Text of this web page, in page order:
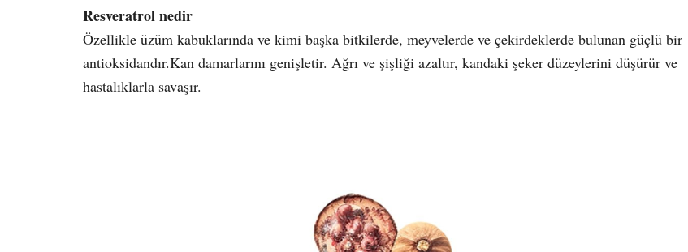
Resveratrol nedir
Özellikle üzüm kabuklarında ve kimi başka bitkilerde, meyvelerde ve çekirdeklerde bulunan güçlü bir
antioksidandır.Kan damarlarını genişletir. Ağrı ve şişliği azaltır, kandaki şeker düzeylerini düşürür ve
hastalıklarla savaşır.